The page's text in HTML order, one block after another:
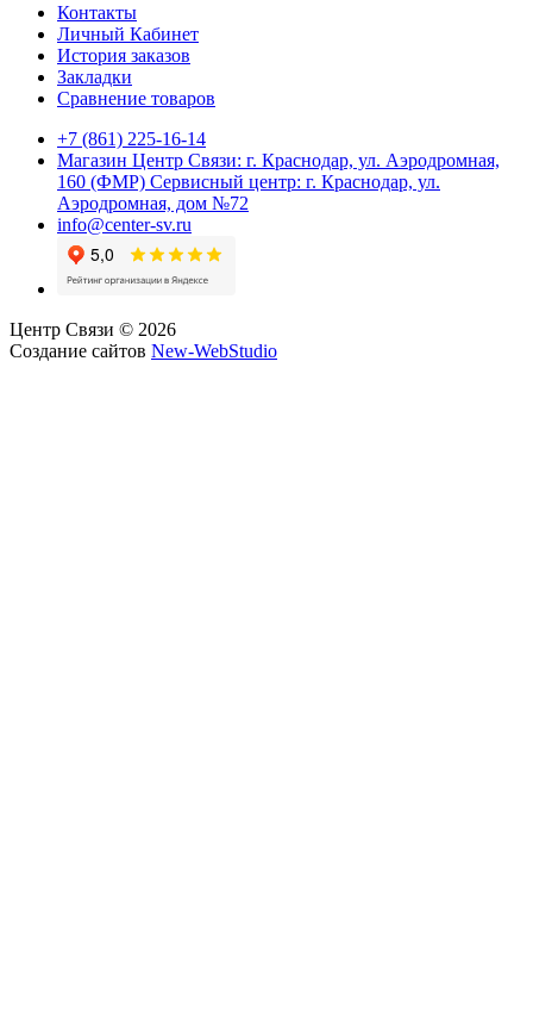
Контакты
Личный Кабинет
История заказов
Закладки
Сравнение товаров
+7 (861) 225-16-14
Магазин Центр Связи: г. Краснодар, ул. Аэродромная,
160 (ФМР) Сервисный центр: г. Краснодар, ул.
Аэродромная, дом №72
info@center-sv.ru
Центр Связи © 2026
Создание сайтов New-WebStudio